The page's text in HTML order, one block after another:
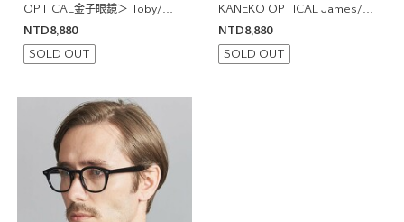
OPTICAL金子眼鏡＞ Toby/眼
鏡 日本製
NTD8,880
SOLD OUT
KANEKO OPTICAL James/金
子眼鏡
NTD8,880
SOLD OUT